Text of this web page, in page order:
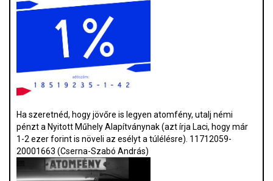
Ha szeretnéd, hogy jövőre is legyen atomfény, utalj némi
pénzt a Nyitott Műhely Alapítványnak (azt írja Laci, hogy már
1-2 ezer forint is növeli az esélyt a túlélésre). 11712059-
20001663 (Cserna-Szabó András)